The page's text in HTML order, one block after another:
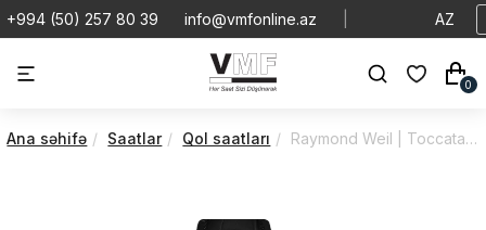
+994 (50) 257 80 39 info@vmfonline.az AZ
0
Ana səhifə Saatlar Qol saatları Raymond Weil | Toccata | Quartz | 5985-STC-00659